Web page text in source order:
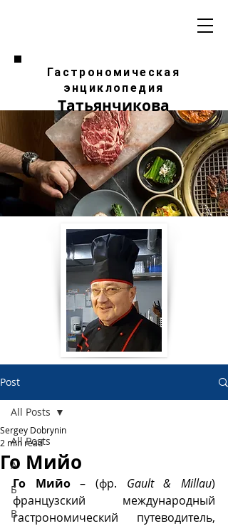
Гастрономическая
энциклопедия
Татьянчикова
Post
All Posts
А
Б
В
All Posts
Го Мийо
Sergey Dobrynin
2 min read
Го Мийо – (фр. Gault & Millau)
французский международный
гастрономический путеводитель,